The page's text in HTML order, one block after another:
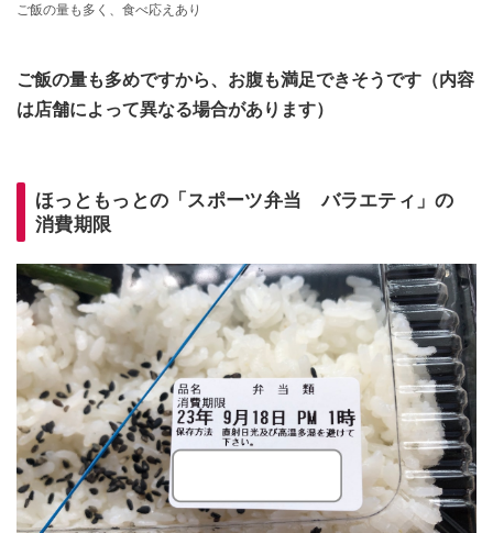
ご飯の量も多く、食べ応えあり
ご飯の量も多めですから、お腹も満足できそうです（内容
は店舗によって異なる場合があります）
ほっともっとの「スポーツ弁当 バラエティ」の
消費期限